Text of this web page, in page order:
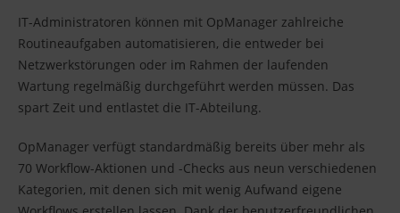
IT-Administratoren können mit OpManager zahlreiche
Routineaufgaben automatisieren, die entweder bei
Netzwerkstörungen oder im Rahmen der laufenden
Wartung regelmäßig durchgeführt werden müssen. Das
spart Zeit und entlastet die IT-Abteilung.
OpManager verfügt standardmäßig bereits über mehr als
70 Workflow-Aktionen und -Checks aus neun verschiedenen
Kategorien, mit denen sich mit wenig Aufwand eigene